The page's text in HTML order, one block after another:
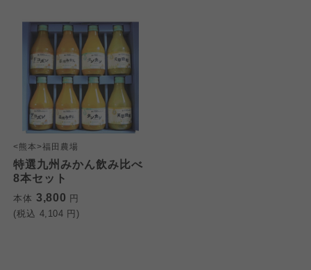
<熊本>福田農場
特選九州みかん飲み比べ
8本セット
本体 3,800 円
(税込 4,104 円)
わかやま市民生協
わかやま市民生協
わかやま市民生協